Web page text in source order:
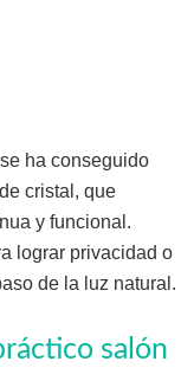
ha conseguido
cristal, que
y funcional.
lograr privacidad o
de la luz natural.
salón